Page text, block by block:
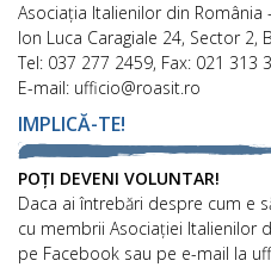
Asociaţia Italienilor din România -
Ion Luca Caragiale 24, Sector 2,
Tel: 037 277 2459, Fax: 021 313
E-mail: ufficio@roasit.ro
IMPLICĂ-TE!
POȚI DEVENI VOLUNTAR!
Daca ai întrebări despre cum e
cu membrii Asociației Italienilor
pe Facebook sau pe e-mail la